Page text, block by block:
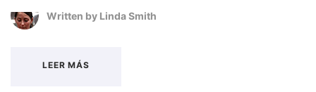
Written by Linda Smith
LEER MÁS